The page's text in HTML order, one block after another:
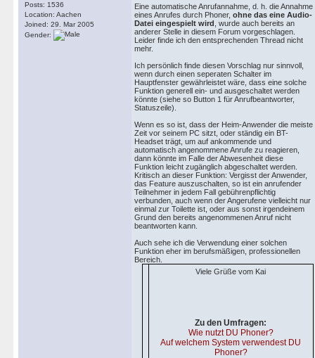
Posts: 1536
Location: Aachen
Joined: 29. Mar 2005
Gender:
Eine automatische Anrufannahme, d. h. die Annahme
eines Anrufes durch Phoner, ohne das eine Audio-
Datei eingespielt wird , wurde auch bereits an
anderer Stelle in diesem Forum vorgeschlagen.
Leider finde ich den entsprechenden Thread nicht
mehr.
Ich persönlich finde diesen Vorschlag nur sinnvoll,
wenn durch einen seperaten Schalter im
Hauptfenster gewährleistet wäre, dass eine solche
Funktion generell ein- und ausgeschaltet werden
könnte (siehe so Button 1 für Anrufbeantworter,
Statuszeile).
Wenn es so ist, dass der Heim-Anwender die meiste
Zeit vor seinem PC sitzt, oder ständig ein BT-
Headset trägt, um auf ankommende und
automatisch angenommene Anrufe zu reagieren,
dann könnte im Falle der Abwesenheit diese
Funktion leicht zugänglich abgeschaltet werden.
Kritisch an dieser Funktion: Vergisst der Anwender,
das Feature auszuschalten, so ist ein anrufender
Teilnehmer in jedem Fall gebührenpflichtig
verbunden, auch wenn der Angerufene vielleicht nur
einmal zur Toilette ist, oder aus sonst irgendeinem
Grund den bereits angenommenen Anruf nicht
beantworten kann.
Auch sehe ich die Verwendung einer solchen
Funktion eher im berufsmäßigen, professionellen
Bereich.
Viele Grüße vom Kai
Zu den Umfragen:
Wie nutzt DU Phoner?
Auf welchem System verwendest DU
Phoner?